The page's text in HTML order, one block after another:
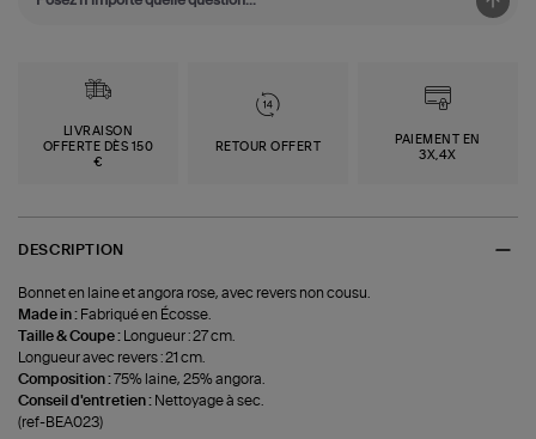
LIVRAISON
OFFERTE DÈS 150
€
RETOUR OFFERT
PAIEMENT EN
3X,4X
DESCRIPTION
Bonnet en laine et angora rose, avec revers non cousu.
Made in : Fabriqué en Écosse.
Taille & Coupe : Longueur : 27 cm.
Longueur avec revers : 21 cm.
Composition : 75% laine, 25% angora.
Conseil d'entretien : Nettoyage à sec.
(ref-BEA023)